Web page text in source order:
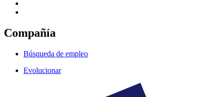
Compañía
Búsqueda de empleo
Evolucionar